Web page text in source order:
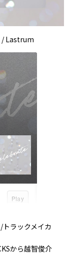
/ Lastrum
ラックメイカ
から越智俊介